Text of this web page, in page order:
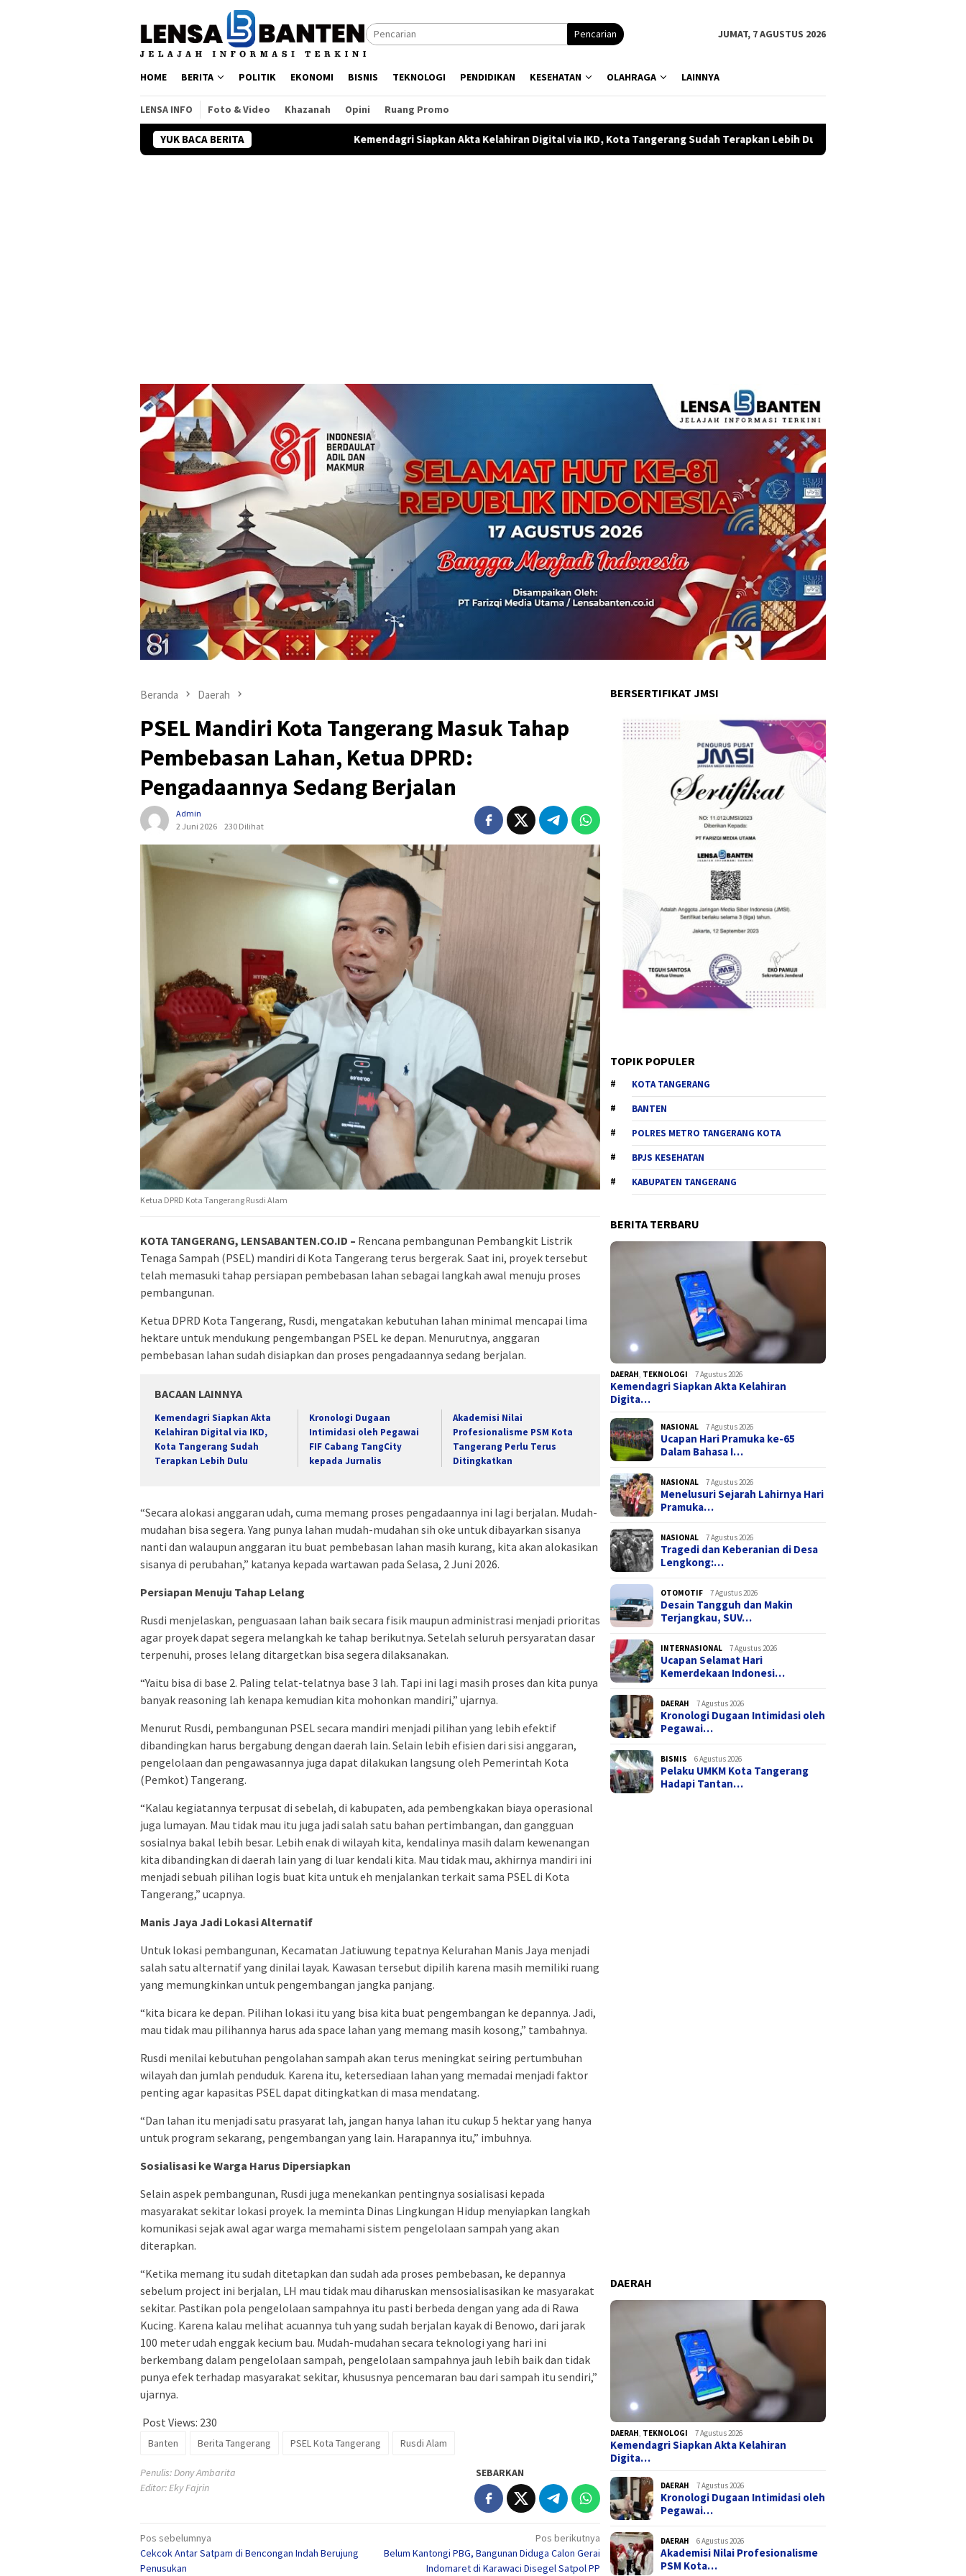
Pencarian JUMAT, 7 AGUSTUS 2026
HOME BERITA POLITIK EKONOMI BISNIS TEKNOLOGI PENDIDIKAN KESEHATAN OLAHRAGA LAINNYA
LENSA INFO Foto & Video Khazanah Opini Ruang Promo
YUK BACA BERITA Kemendagri Siapkan Akta Kelahiran Digital via IKD, Kota Tangerang Sudah Terapkan Lebih Dulu Ucapan Hari Pramuka ke-65 Dalam
Beranda Daerah
PSEL Mandiri Kota Tangerang Masuk Tahap
Pembebasan Lahan, Ketua DPRD:
Pengadaannya Sedang Berjalan
Admin
2 Juni 2026
230 Dilihat
Ketua DPRD Kota Tangerang Rusdi Alam
KOTA TANGERANG, LENSABANTEN.CO.ID – Rencana pembangunan Pembangkit Listrik
Tenaga Sampah (PSEL) mandiri di Kota Tangerang terus bergerak. Saat ini, proyek tersebut
telah memasuki tahap persiapan pembebasan lahan sebagai langkah awal menuju proses
pembangunan.
Ketua DPRD Kota Tangerang, Rusdi, mengatakan kebutuhan lahan minimal mencapai lima
hektare untuk mendukung pengembangan PSEL ke depan. Menurutnya, anggaran
pembebasan lahan sudah disiapkan dan proses pengadaannya sedang berjalan.
BACAAN LAINNYA
Kemendagri Siapkan Akta
Kelahiran Digital via IKD,
Kota Tangerang Sudah
Terapkan Lebih Dulu
Kronologi Dugaan
Intimidasi oleh Pegawai
FIF Cabang TangCity
kepada Jurnalis
Akademisi Nilai
Profesionalisme PSM Kota
Tangerang Perlu Terus
Ditingkatkan
“Secara alokasi anggaran udah, cuma memang proses pengadaannya ini lagi berjalan. Mudah-
mudahan bisa segera. Yang punya lahan mudah-mudahan sih oke untuk dibayarkan sisanya
nanti dan walaupun anggaran itu buat pembebasan lahan masih kurang, kita akan alokasikan
sisanya di perubahan,” katanya kepada wartawan pada Selasa, 2 Juni 2026.
Persiapan Menuju Tahap Lelang
Rusdi menjelaskan, penguasaan lahan baik secara fisik maupun administrasi menjadi prioritas
agar proyek dapat segera melangkah ke tahap berikutnya. Setelah seluruh persyaratan dasar
terpenuhi, proses lelang ditargetkan bisa segera dilaksanakan.
“Yaitu bisa di base 2. Paling telat-telatnya base 3 lah. Tapi ini lagi masih proses dan kita punya
banyak reasoning lah kenapa kemudian kita mohonkan mandiri,” ujarnya.
Menurut Rusdi, pembangunan PSEL secara mandiri menjadi pilihan yang lebih efektif
dibandingkan harus bergabung dengan daerah lain. Selain lebih efisien dari sisi anggaran,
pengelolaan dan pengawasannya juga dapat dilakukan langsung oleh Pemerintah Kota
(Pemkot) Tangerang.
“Kalau kegiatannya terpusat di sebelah, di kabupaten, ada pembengkakan biaya operasional
juga lumayan. Mau tidak mau itu juga jadi salah satu bahan pertimbangan, dan gangguan
sosialnya bakal lebih besar. Lebih enak di wilayah kita, kendalinya masih dalam kewenangan
kita dibandingkan di daerah lain yang di luar kendali kita. Mau tidak mau, akhirnya mandiri ini
menjadi sebuah pilihan logis buat kita untuk eh menjalankan terkait sama PSEL di Kota
Tangerang,” ucapnya.
Manis Jaya Jadi Lokasi Alternatif
Untuk lokasi pembangunan, Kecamatan Jatiuwung tepatnya Kelurahan Manis Jaya menjadi
salah satu alternatif yang dinilai layak. Kawasan tersebut dipilih karena masih memiliki ruang
yang memungkinkan untuk pengembangan jangka panjang.
“kita bicara ke depan. Pilihan lokasi itu yang bisa kita buat pengembangan ke depannya. Jadi,
mau tidak mau pilihannya harus ada space lahan yang memang masih kosong,” tambahnya.
Rusdi menilai kebutuhan pengolahan sampah akan terus meningkat seiring pertumbuhan
wilayah dan jumlah penduduk. Karena itu, ketersediaan lahan yang memadai menjadi faktor
penting agar kapasitas PSEL dapat ditingkatkan di masa mendatang.
“Dan lahan itu menjadi satu prasyarat lah, jangan hanya lahan itu cukup 5 hektar yang hanya
untuk program sekarang, pengembangan yang lain. Harapannya itu,” imbuhnya.
Sosialisasi ke Warga Harus Dipersiapkan
Selain aspek pembangunan, Rusdi juga menekankan pentingnya sosialisasi kepada
masyarakat sekitar lokasi proyek. Ia meminta Dinas Lingkungan Hidup menyiapkan langkah
komunikasi sejak awal agar warga memahami sistem pengelolaan sampah yang akan
diterapkan.
“Ketika memang itu sudah ditetapkan dan sudah ada proses pembebasan, ke depannya
sebelum project ini berjalan, LH mau tidak mau diharuskan mensosialisasikan ke masyarakat
sekitar. Pastikan pola pengelolaan sampahnya itu pasti berbeda dengan yang ada di Rawa
Kucing. Karena kalau melihat acuannya tuh yang sudah berjalan kayak di Benowo, dari jarak
100 meter udah enggak kecium bau. Mudah-mudahan secara teknologi yang hari ini
berkembang dalam pengelolaan sampah, pengelolaan sampahnya jauh lebih baik dan tidak
punya efek terhadap masyarakat sekitar, khususnya pencemaran bau dari sampah itu sendiri,”
ujarnya.
Post Views: 230
Banten Berita Tangerang PSEL Kota Tangerang Rusdi Alam
Penulis: Dony Ambarita
Editor: Eky Fajrin
SEBARKAN
Navigasi
pos
Pos sebelumnya
Cekcok Antar Satpam di Bencongan Indah Berujung
Penusukan
Pos berikutnya
Belum Kantongi PBG, Bangunan Diduga Calon Gerai
Indomaret di Karawaci Disegel Satpol PP
BERSERTIFIKAT JMSI
TOPIK POPULER
KOTA TANGERANG
BANTEN
POLRES METRO TANGERANG KOTA
BPJS KESEHATAN
KABUPATEN TANGERANG
BERITA TERBARU
DAERAH, TEKNOLOGI 7 Agustus 2026
Kemendagri Siapkan Akta Kelahiran
Digita…
NASIONAL 7 Agustus 2026
Ucapan Hari Pramuka ke-65
Dalam Bahasa I…
NASIONAL 7 Agustus 2026
Menelusuri Sejarah Lahirnya Hari
Pramuka…
NASIONAL 7 Agustus 2026
Tragedi dan Keberanian di Desa
Lengkong:…
OTOMOTIF 7 Agustus 2026
Desain Tangguh dan Makin
Terjangkau, SUV…
INTERNASIONAL 7 Agustus 2026
Ucapan Selamat Hari
Kemerdekaan Indonesi…
DAERAH 7 Agustus 2026
Kronologi Dugaan Intimidasi oleh
Pegawai…
BISNIS 6 Agustus 2026
Pelaku UMKM Kota Tangerang
Hadapi Tantan…
DAERAH
DAERAH, TEKNOLOGI 7 Agustus 2026
Kemendagri Siapkan Akta Kelahiran
Digita…
DAERAH 7 Agustus 2026
Kronologi Dugaan Intimidasi oleh
Pegawai…
DAERAH 6 Agustus 2026
Akademisi Nilai Profesionalisme
PSM Kota…